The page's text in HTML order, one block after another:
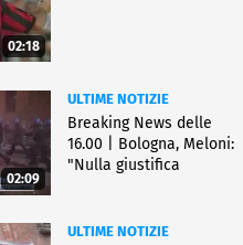
02:18
02:09
ULTIME NOTIZIE
Breaking News delle
16.00 | Bologna, Meloni:
"Nulla giustifica
ULTIME NOTIZIE